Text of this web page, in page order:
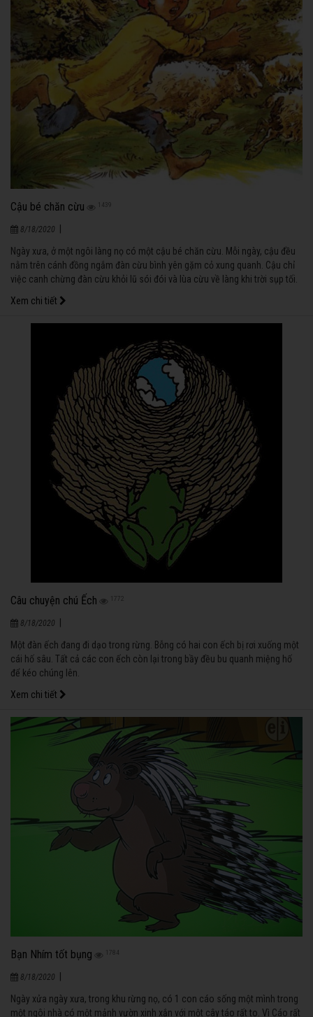
Cậu bé chăn cừu 1439
8/18/2020
Ngày xưa, ở một ngôi làng nọ có một cậu bé chăn cừu. Mỗi ngày, cậu đều
nằm trên cánh đồng ngắm đàn cừu bình yên gặm cỏ xung quanh. Cậu chỉ
việc canh chừng đàn cừu khỏi lũ sói đói và lùa cừu về làng khi trời sụp tối.
Xem chi tiết
Câu chuyện chú Ếch 1772
8/18/2020
Một đàn ếch đang đi dạo trong rừng. Bỗng có hai con ếch bị rơi xuống một
cái hố sâu. Tất cả các con ếch còn lại trong bầy đều bu quanh miệng hố
để kéo chúng lên.
Xem chi tiết
Bạn Nhím tốt bụng 1784
8/18/2020
Ngày xửa ngày xưa, trong khu rừng nọ, có 1 con cáo sống một mình trong
một ngôi nhà có một mảnh vườn xinh xắn với một cây táo rất to. Vì Cáo rất